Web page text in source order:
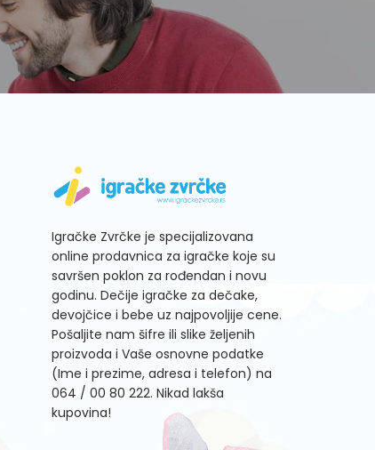
Igračke Zvrčke je specijalizovana
online prodavnica za igračke koje su
savršen poklon za rođendan i novu
godinu. Dečije igračke za dečake,
devojčice i bebe uz najpovoljije cene.
Pošaljite nam šifre ili slike željenih
proizvoda i Vaše osnovne podatke
(Ime i prezime, adresa i telefon) na
064 / 00 80 222. Nikad lakša
kupovina!